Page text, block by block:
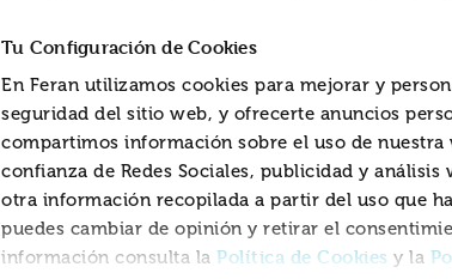
Tu Configuración de Cookies
En Feran utilizamos cookies para mejorar y
seguridad del sitio web, y ofrecerte anuncios
compartimos información sobre el uso de
confianza de Redes Sociales, publicidad y
otra información recopilada a partir del uso que
puedes cambiar de opinión y retirar el
información consulta laPolítica de Cookies y la